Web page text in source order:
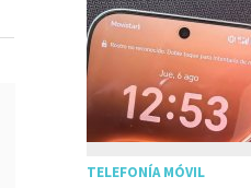
TELEFONÍA MÓVIL